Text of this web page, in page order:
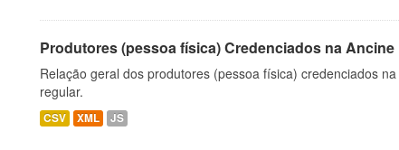
Produtores (pessoa física) Credenciados na Ancine
Relação geral dos produtores (pessoa física) credenciados
regular.
CSV XML JS